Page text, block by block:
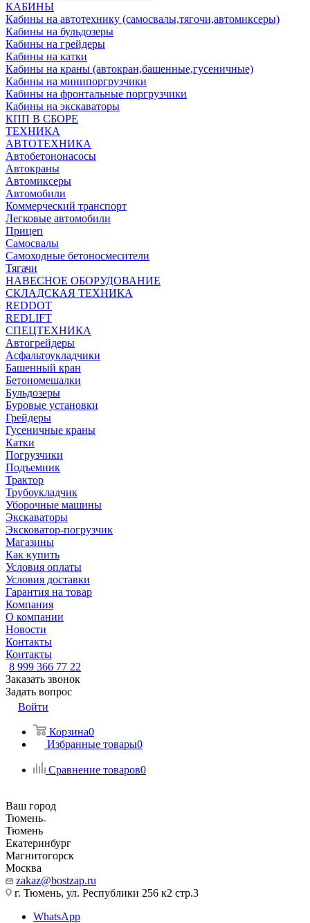
КАБИНЫ
Кабины на автотехнику (самосвалы,тягочи,автомиксеры)
Кабины на бульдозеры
Кабины на грейдеры
Кабины на катки
Кабины на краны (автокран,башенные,гусеничные)
Кабины на минипоргрузчики
Кабины на фронтальные поргрузчики
Кабины на экскаваторы
КПП В СБОРЕ
ТЕХНИКА
АВТОТЕХНИКА
Автобетононасосы
Автокраны
Автомиксеры
Автомобили
Коммерческий транспорт
Легковые автомобили
Прицеп
Самосвалы
Самоходные бетоносмесители
Тягачи
НАВЕСНОЕ ОБОРУДОВАНИЕ
СКЛАДСКАЯ ТЕХНИКА
REDDOT
REDLIFT
СПЕЦТЕХНИКА
Автогрейдеры
Асфальтоукладчики
Башенный кран
Бетономешалки
Бульдозеры
Буровые установки
Грейдеры
Гусеничные краны
Катки
Погрузчики
Подъемник
Трактор
Трубоукладчик
Уборочные машины
Экскаваторы
Эксковатор-погрузчик
Магазины
Как купить
Условия оплаты
Условия доставки
Гарантия на товар
Компания
О компании
Новости
Контакты
Контакты
8 999 366 77 22
Заказать звонок
Задать вопрос
Войти
Корзина0
Избранные товары0
Сравнение товаров0
Ваш город
Тюмень
Тюмень
Екатеринбург
Магнитогорск
Москва
zakaz@bostzap.ru
г. Тюмень, ул. Республики 256 к2 стр.3
WhatsApp